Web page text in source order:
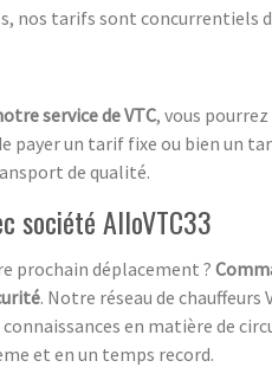
nos tarifs sont concurrentiels
service de VTC, vous
payer un tarif fixe ou bien un
de qualité.
société AlloVTC33
prochain déplacement ?
. Notre réseau de
en matière de
et en un temps record.